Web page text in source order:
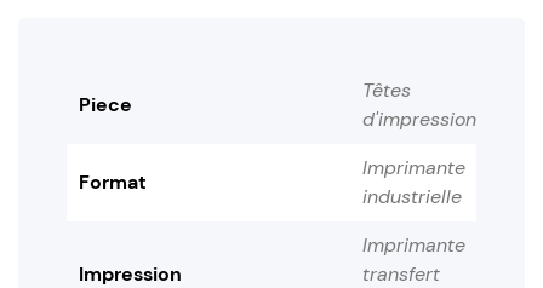
Piece
Têtes
d'impression
Format
Imprimante
industrielle
Impression
Imprimante
transfert